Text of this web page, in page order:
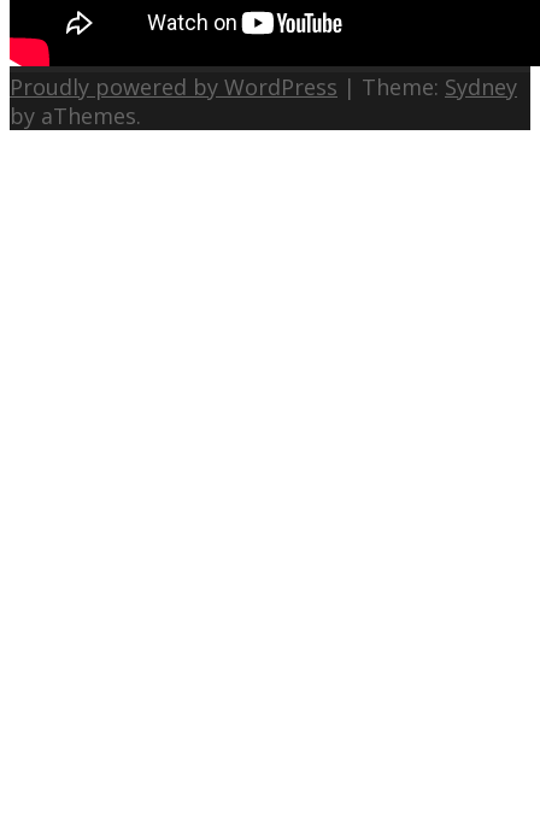
Proudly powered by WordPress | Theme: Sydney
by aThemes.